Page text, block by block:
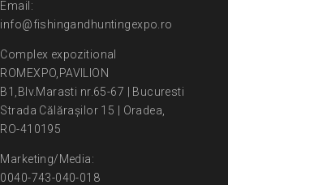
Email:
info@fishingandhuntingexpo.ro
Complex expozitional
ROMEXPO,PAVILION
B1,Blv.Marasti nr.65-67 | Bucuresti
Strada Călărașilor 15 | Oradea,
RO-410195
Marketing/Media:
0040-743-040-018